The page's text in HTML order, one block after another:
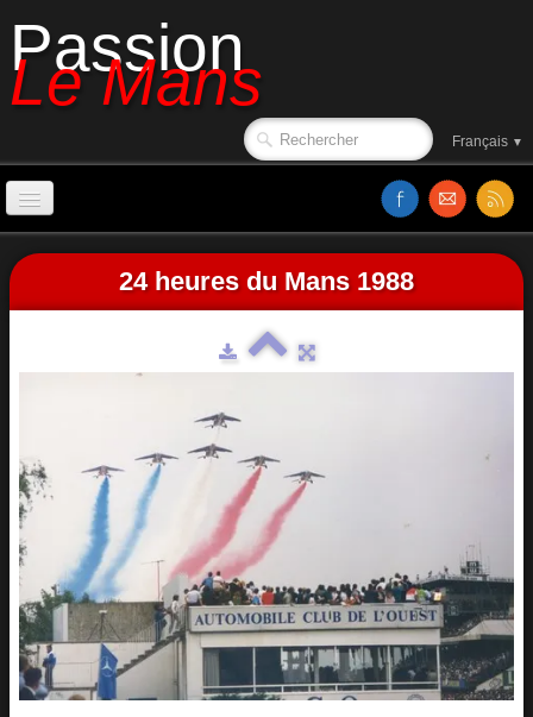
Passion
Le Mans
Français ▼
Accueil
Sorties de piste
Vidéos
Site web
24 heures du Mans 1988